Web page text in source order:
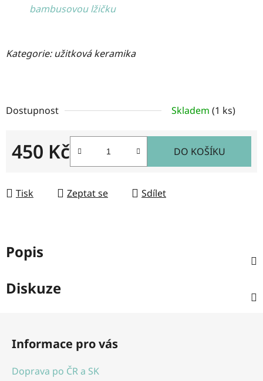
bambusovou lžičku
Kategorie: užitková keramika
Dostupnost Skladem (1 ks)
450 Kč DO KOŠÍKU
Tisk Zeptat se Sdílet
Popis
Diskuze
Informace pro vás
Doprava po ČR a SK